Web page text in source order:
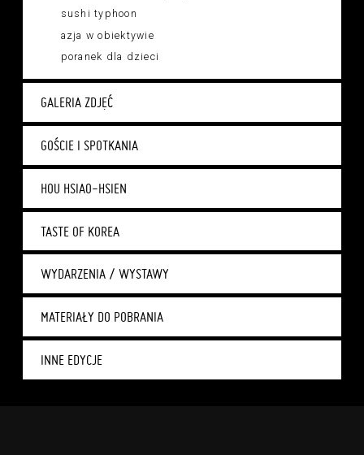
sushi typhoon
azja w obiektywie
poranek dla dzieci
GALERIA ZDJĘĆ
GOŚCIE I SPOTKANIA
HOU HSIAO-HSIEN
TASTE OF KOREA
WYDARZENIA / WYSTAWY
MATERIAŁY DO POBRANIA
INNE EDYCJE